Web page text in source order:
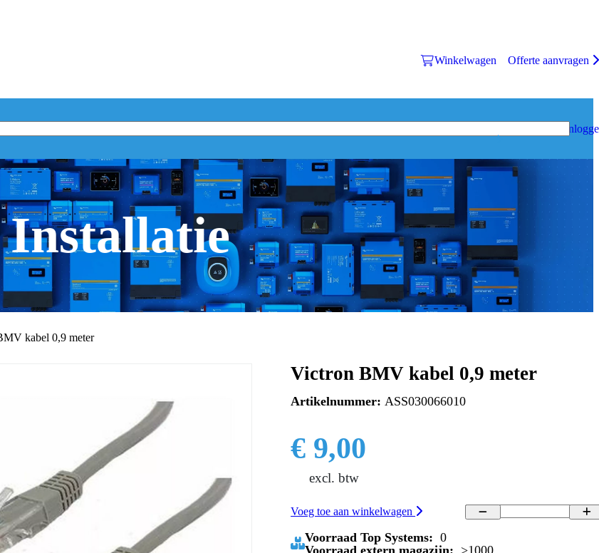
Winkelwagen Offerte aanvragen
Installatie
kabel 0,9 meter
Victron BMV kabel 0,9 meter
Artikelnummer: ASS030066010
€ 9,00
excl. btw
Voeg toe aan winkelwagen
Voorraad Top Systems: 0